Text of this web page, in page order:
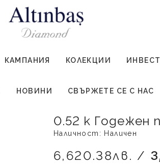
КАМПАНИЯ КОЛЕКЦИИ
НОВИНИ СВЪРЖЕТЕ СЕ С НАС
0.52 к Годежен
Наличност: Наличен
6,620.38лв. /